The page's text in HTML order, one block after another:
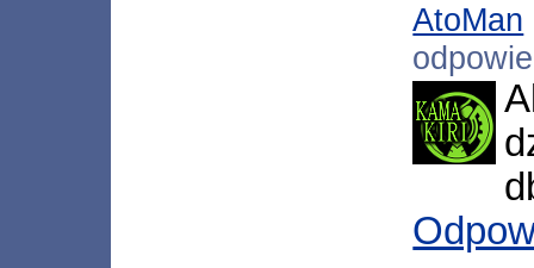
AtoMan